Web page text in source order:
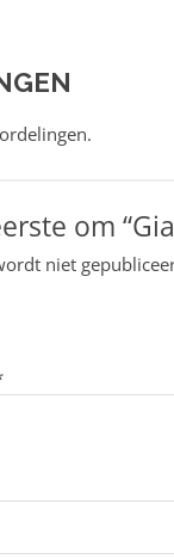
om
niet